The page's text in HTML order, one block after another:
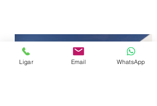
Ligar Email WhatsApp